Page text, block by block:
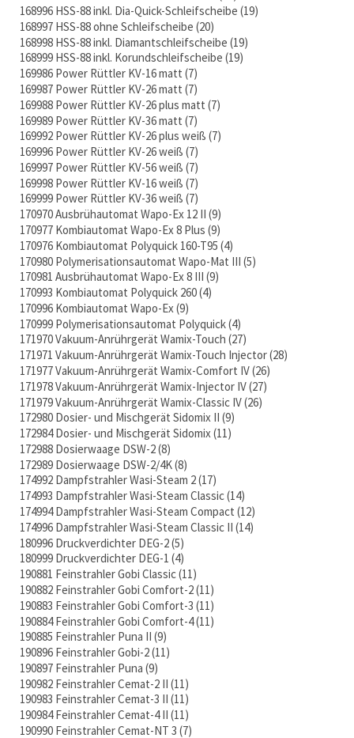
168996 HSS-88 inkl. Dia-Quick-Schleifscheibe 19
168997 HSS-88 ohne Schleifscheibe 20
168998 HSS-88 inkl. Diamantschleifscheibe 19
168999 HSS-88 inkl. Korundschleifscheibe 19
169986 Power Rüttler KV-16 matt 7
169987 Power Rüttler KV-26 matt 7
169988 Power Rüttler KV-26 plus matt 7
169989 Power Rüttler KV-36 matt 7
169992 Power Rüttler KV-26 plus weiß 7
169996 Power Rüttler KV-26 weiß 7
169997 Power Rüttler KV-56 weiß 7
169998 Power Rüttler KV-16 weiß 7
169999 Power Rüttler KV-36 weiß 7
170970 Ausbrühautomat Wapo-Ex 12 II 9
170977 Kombiautomat Wapo-Ex 8 Plus 9
170976 Kombiautomat Polyquick 160-T95 4
170980 Polymerisationsautomat Wapo-Mat III 5
170981 Ausbrühautomat Wapo-Ex 8 III 9
170993 Kombiautomat Polyquick 260 4
170996 Kombiautomat Wapo-Ex 9
170999 Polymerisationsautomat Polyquick 4
171970 Vakuum-Anrührgerät Wamix-Touch 27
171971 Vakuum-Anrührgerät Wamix-Touch Injector 28
171977 Vakuum-Anrührgerät Wamix-Comfort IV 26
171978 Vakuum-Anrührgerät Wamix-Injector IV 27
171979 Vakuum-Anrührgerät Wamix-Classic IV 26
172980 Dosier- und Mischgerät Sidomix II 9
172984 Dosier- und Mischgerät Sidomix 11
172988 Dosierwaage DSW-2 8
172989 Dosierwaage DSW-2/4K 8
174992 Dampfstrahler Wasi-Steam 2 17
174993 Dampfstrahler Wasi-Steam Classic 14
174994 Dampfstrahler Wasi-Steam Compact 12
174996 Dampfstrahler Wasi-Steam Classic II 14
180996 Druckverdichter DEG-2 5
180999 Druckverdichter DEG-1 4
190881 Feinstrahler Gobi Classic 11
190882 Feinstrahler Gobi Comfort-2 11
190883 Feinstrahler Gobi Comfort-3 11
190884 Feinstrahler Gobi Comfort-4 11
190885 Feinstrahler Puna II 9
190896 Feinstrahler Gobi-2 11
190897 Feinstrahler Puna 9
190982 Feinstrahler Cemat-2 II 11
190983 Feinstrahler Cemat-3 II 11
190984 Feinstrahler Cemat-4 II 11
190990 Feinstrahler Cemat-NT 3 7